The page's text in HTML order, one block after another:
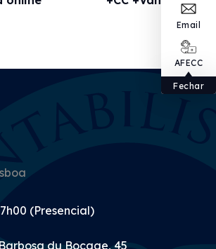
Email
AFECC
Fechar
(Presencial)
du Bocage, 45